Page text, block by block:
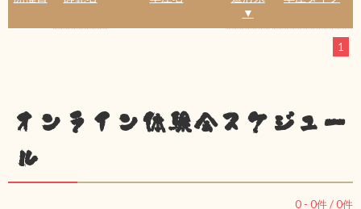
▼
1
オンライン体験会スケジュー
ル
0 - 0件 /0件